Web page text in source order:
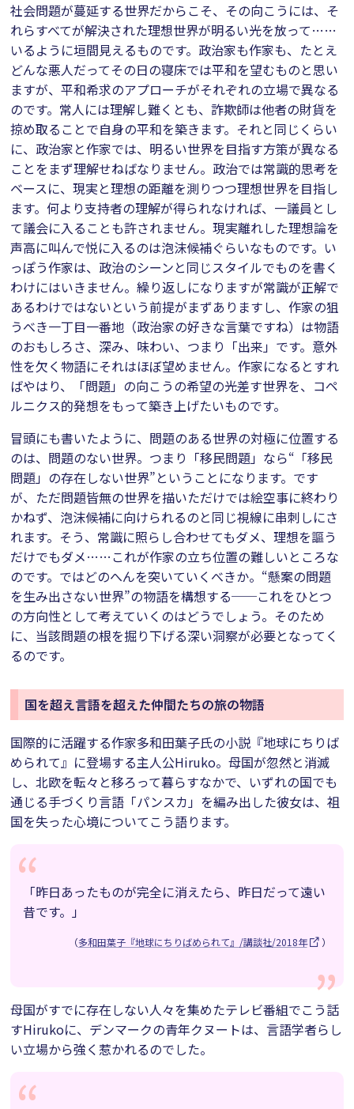
社会問題が蔓延する世界だからこそ、その向こうには、そ
れらすべてが解決された理想世界が明るい光を放って……
いるように垣間見えるものです。政治家も作家も、たとえ
どんな悪人だってその日の寝床では平和を望むものと思い
ますが、平和希求のアプローチがそれぞれの立場で異なる
のです。常人には理解し難くとも、詐欺師は他者の財貨を
掠め取ることで自身の平和を築きます。それと同じくらい
に、政治家と作家では、明るい世界を目指す方策が異なる
ことをまず理解せねばなりません。政治では常識的思考を
ベースに、現実と理想の距離を測りつつ理想世界を目指し
ます。何より支持者の理解が得られなければ、一議員とし
て議会に入ることも許されません。現実離れした理想論を
声高に叫んで悦に入るのは泡沫候補ぐらいなものです。い
っぽう作家は、政治のシーンと同じスタイルでものを書く
わけにはいきません。繰り返しになりますが常識が正解で
あるわけではないという前提がまずありますし、作家の狙
うべき一丁目一番地（政治家の好きな言葉ですね）は物語
のおもしろさ、深み、味わい、つまり「出来」です。意外
性を欠く物語にそれはほぼ望めません。作家になるとすれ
ばやはり、「問題」の向こうの希望の光差す世界を、コペ
ルニクス的発想をもって築き上げたいものです。
冒頭にも書いたように、問題のある世界の対極に位置する
のは、問題のない世界。つまり「移民問題」なら“「移民
問題」の存在しない世界”ということになります。です
が、ただ問題皆無の世界を描いただけでは絵空事に終わり
かねず、泡沫候補に向けられるのと同じ視線に串刺しにさ
れます。そう、常識に照らし合わせてもダメ、理想を謳う
だけでもダメ……これが作家の立ち位置の難しいところな
のです。ではどのへんを突いていくべきか。“懸案の問題
を生み出さない世界”の物語を構想する──これをひとつ
の方向性として考えていくのはどうでしょう。そのため
に、当該問題の根を掘り下げる深い洞察が必要となってく
るのです。
国を超え言語を超えた仲間たちの旅の物語
国際的に活躍する作家多和田葉子氏の小説『地球にちりば
められて』に登場する主人公Hiruko。母国が忽然と消滅
し、北欧を転々と移ろって暮らすなかで、いずれの国でも
通じる手づくり言語「パンスカ」を編み出した彼女は、祖
国を失った心境についてこう語ります。
「昨日あったものが完全に消えたら、昨日だって遠い
昔です。」
（多和田葉子『地球にちりばめられて』/講談社/2018年 ）
母国がすでに存在しない人々を集めたテレビ番組でこう話
すHirukoに、デンマークの青年クヌートは、言語学者らし
い立場から強く惹かれるのでした。